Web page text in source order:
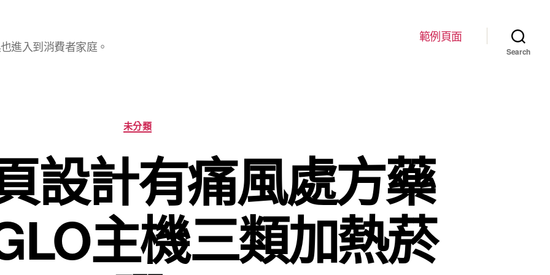
進入到消費者家庭。
範例頁面
Search
分
類
未分類
設計有痛風處方藥
主機三類加熱菸